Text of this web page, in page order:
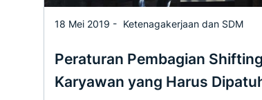
18 Mei 2019 - Ketenagakerjaan dan SDM
Peraturan Pembagian Shifting
Karyawan yang Harus